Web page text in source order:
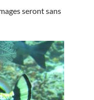
seront sans